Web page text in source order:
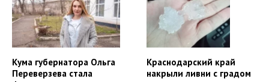
Кума губернатора Ольга
Переверзева стала
Краснодарский край
накрыли ливни с градом